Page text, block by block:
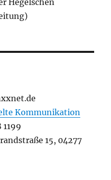
Kommunikation
15, 04277